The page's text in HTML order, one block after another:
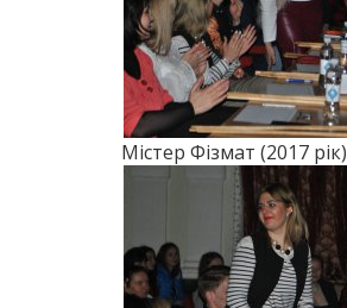
Містер Фізмат (2017 рік)